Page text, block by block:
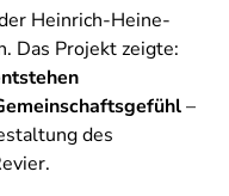
Heinrich-Heine-
Das Projekt zeigte:
–
des